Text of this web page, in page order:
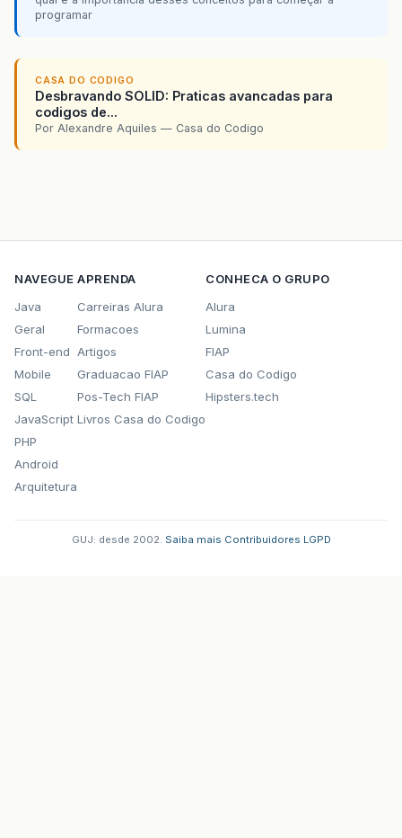
programar
CASA DO CODIGO
Desbravando SOLID: Praticas avancadas para
codigos de...
Por Alexandre Aquiles — Casa do Codigo
NAVEGUE
Java
Geral
Front-end
Mobile
SQL
JavaScript
PHP
Android
Arquitetura
APRENDA
Carreiras Alura
Formacoes
Artigos
Graduacao FIAP
Pos-Tech FIAP
Livros Casa do Codigo
CONHECA O GRUPO
Alura
Lumina
FIAP
Casa do Codigo
Hipsters.tech
GUJ: desde 2002. Saiba mais Contribuidores LGPD